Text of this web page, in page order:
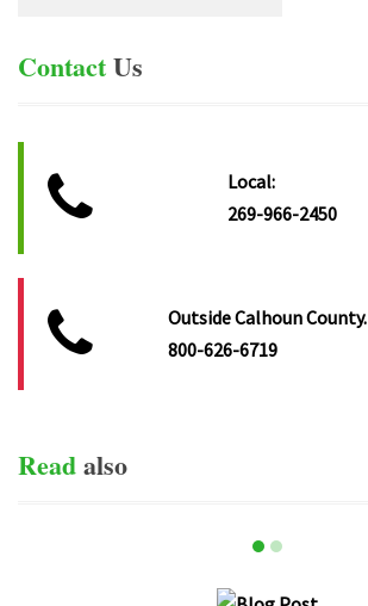
ContactUs
Local:
269-966-2450
Outside Calhoun County.
800-626-6719
Readalso
item-0